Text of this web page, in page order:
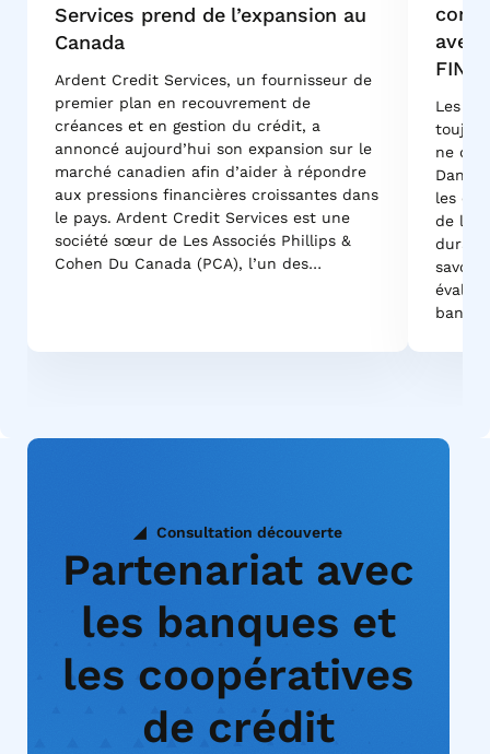
Services prend de l’expansion au
Canada
Ardent Credit Services, un fournisseur de
premier plan en recouvrement de
créances et en gestion du crédit, a
annoncé aujourd’hui son expansion sur le
marché canadien afin d’aider à répondre
aux pressions financières croissantes dans
le pays. Ardent Credit Services est une
société sœur de Les Associés Phillips &
Cohen Du Canada (PCA), l’un des…
avec
Les
ne
Dans
les
de la
savoir
Consultation découverte
Partenariat avec
les banques et
les coopératives
de crédit